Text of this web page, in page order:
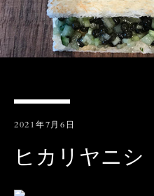
2021年7月6日
ヒカリヤニシ